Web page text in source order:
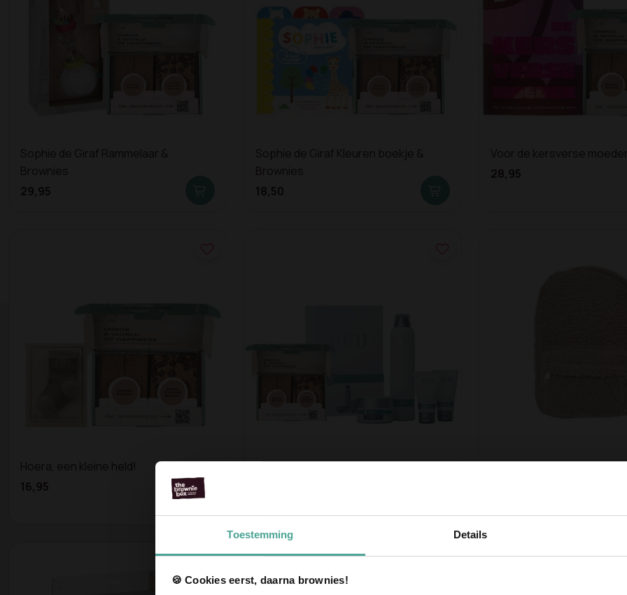
Toestemming Details
🍪 Cookies eerst, daarna brownies!
Sophie de Giraf Rammelaar &
Brownies
29,95
Sophie de Giraf Kleuren boekje &
Brownies
18,50
Voor de kersverse
28,95
Hoera, een kleine held!
16,95
Janzen Giftset Body Sage 36 &
Teddy Rugzak Taupe
Ontvang 10%
eerste